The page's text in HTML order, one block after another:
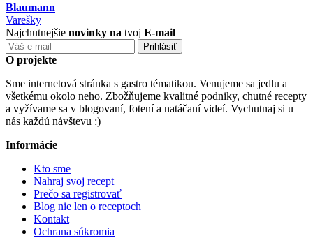
Blaumann
Varešky
Najchutnejšie novinky na tvoj E-mail
O projekte
Sme internetová stránka s gastro tématikou. Venujeme sa jedlu a
všetkému okolo neho. Zbožňujeme kvalitné podniky, chutné recepty
a vyžívame sa v blogovaní, fotení a natáčaní videí. Vychutnaj si u
nás každú návštevu :)
Informácie
Kto sme
Nahraj svoj recept
Prečo sa registrovať
Blog nie len o receptoch
Kontakt
Ochrana súkromia